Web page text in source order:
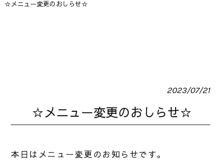
☆メニュー変更のおしらせ☆
2023/07/21
☆メニュー変更のおしらせ☆
本日はメニュー変更のお知らせです。